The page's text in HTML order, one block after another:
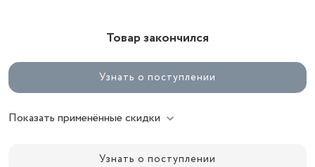
Товар закончился
Узнать о поступлении
Показать применённые скидки
Узнать о поступлении